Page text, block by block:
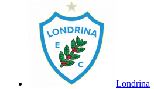
Londrina